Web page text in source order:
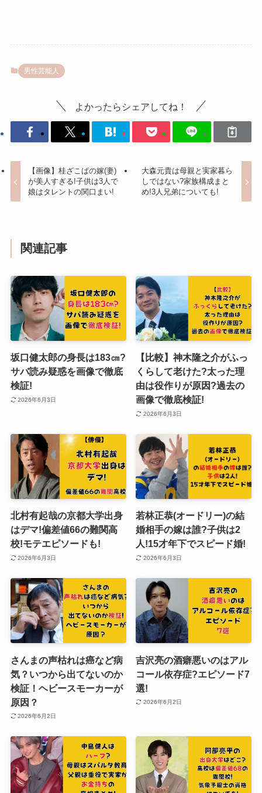
男性芸能人
よかったらシェアしてね！
【画像】桂ざこばの嫁(妻)
が美人すぎる!子供は3人で
娘はタレントの関口まい!
大森元貴は母親と実家暮ら
しではない?家族構成まと
め!3人兄弟についても!
関連記事
坂口健太郎の身長は183㎝?
サバ読み疑惑を画像で徹底
検証!
2026年6月3日
【比較】神木隆之介がふっ
くらして老けた?太った理
由は役作りが原因?過去の
画像で徹底検証!
2026年6月3日
北村有起哉の京都大学出身
はデマ!偏差値66の難関高
校!モテエピソードも!
2026年6月3日
若林正恭(オードリー)の結
婚相手の嫁は誰?子供は2
人!15才年下でスピード婚!
2026年6月3日
さんまの声枯れは癌など病
気？いつから出てないのか
検証！ヘビースモーカーが
原因？
2026年6月2日
吉沢亮の酒癖悪いのはアル
コール依存症?エピソード7
選!
2026年6月2日